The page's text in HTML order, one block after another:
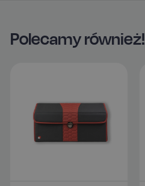
Polecamy również!